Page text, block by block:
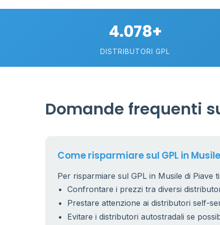
4.078+
DISTRIBUTORI GPL
Domande frequenti
Come risparmiare sul GPL in
Per risparmiare sul GPL in Musile di Piave
Confrontare i prezzi tra diversi
Prestare attenzione ai distributori self-
Evitare i distributori autostradali se